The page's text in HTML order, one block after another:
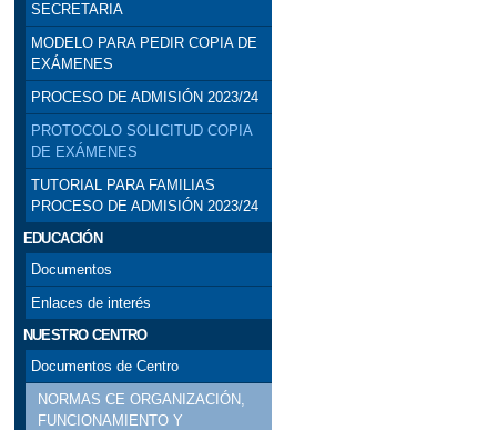
SECRETARIA
MODELO PARA PEDIR COPIA DE
EXÁMENES
PROCESO DE ADMISIÓN 2023/24
PROTOCOLO SOLICITUD COPIA
DE EXÁMENES
TUTORIAL PARA FAMILIAS
PROCESO DE ADMISIÓN 2023/24
EDUCACIÓN
Documentos
Enlaces de interés
NUESTRO CENTRO
Documentos de Centro
NORMAS CE ORGANIZACIÓN,
FUNCIONAMIENTO Y